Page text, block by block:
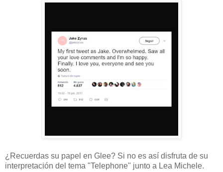
¿Recuerdas su papel en Glee? Si no es así disfruta de su
interpretación del tema "Telephone" junto a Lea Michele.